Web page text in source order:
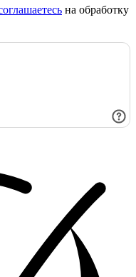
на обработку